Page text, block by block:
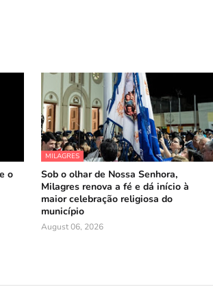
o
MILAGRES
Sob o olhar de Nossa Senhora,
Milagres renova a fé e dá início à
maior celebração religiosa do
município
August 06, 2026